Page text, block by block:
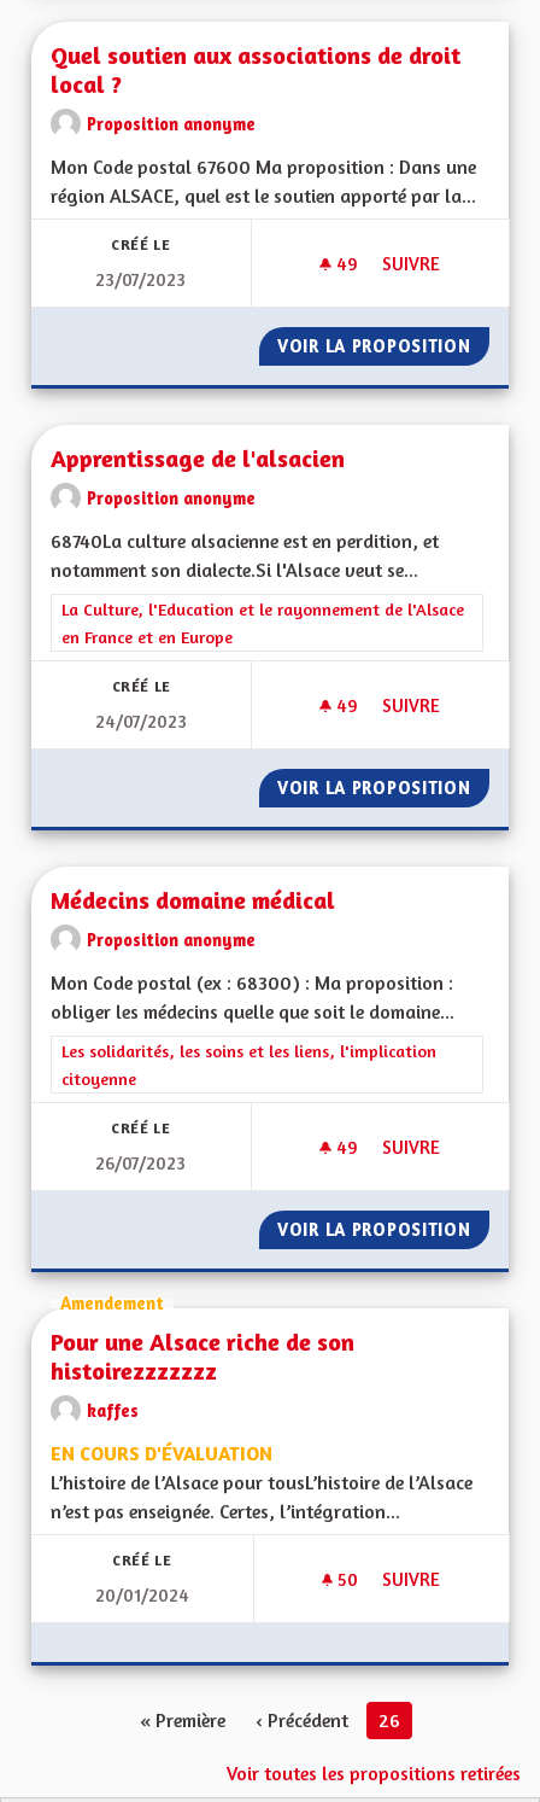
Quel soutien aux associations de droit
local ?
Proposition anonyme
Mon Code postal 67600 Ma proposition : Dans une
région ALSACE, quel est le soutien apporté par la...
CRÉÉ LE
23/07/2023
49 49 ABONNÉS
SUIVRE
VOIR LA PROPOSITION QUEL
Apprentissage de l'alsacien
Proposition anonyme
68740La culture alsacienne est en perdition, et
notamment son dialecte.Si l'Alsace veut se...
Filtrer les résultats de la catégorie : La Culture, l'Education et
La Culture, l'Education et le rayonnement de l'Alsace
en France et en Europe
CRÉÉ LE
24/07/2023
49 49 ABONNÉS
SUIVRE
VOIR LA PROPOSITION
Médecins domaine médical
Proposition anonyme
Mon Code postal (ex : 68300) : Ma proposition :
obliger les médecins quelle que soit le domaine...
Filtrer les résultats de la catégorie : Les solidarités, les soins
Les solidarités, les soins et les liens, l'implication
citoyenne
CRÉÉ LE
26/07/2023
49 49 ABONNÉS
SUIVRE
VOIR LA PROPOSITION
Amendement
Pour une Alsace riche de son
histoirezzzzzzz
kaffes
EN COURS D'ÉVALUATION
L’histoire de l’Alsace pour tousL’histoire de l’Alsace
n’est pas enseignée. Certes, l’intégration...
CRÉÉ LE
20/01/2024
50 50 ABONNÉS
SUIVRE
« Première ‹ Précédent 26
Voir toutes les propositions retirées